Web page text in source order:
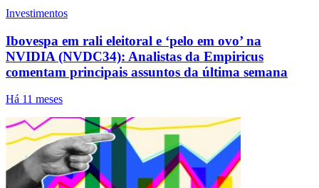
Investimentos
Ibovespa em rali eleitoral e ‘pelo em ovo’ na
NVIDIA (NVDC34): Analistas da Empiricus
comentam principais assuntos da última semana
Há 11 meses